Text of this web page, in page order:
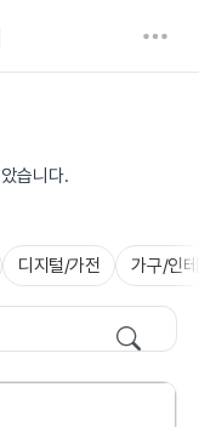
습니다.
디지털/가전 가구/인